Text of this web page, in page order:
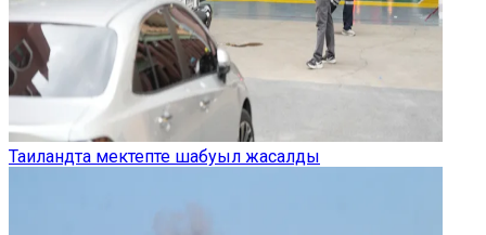
Таиландта мектепте шабуыл жасалды